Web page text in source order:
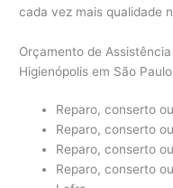
cada vez mais qualidade
Orçamento de
Higienópolis em São
Reparo, conserto
Reparo, conserto
Reparo, conserto
Reparo, conserto